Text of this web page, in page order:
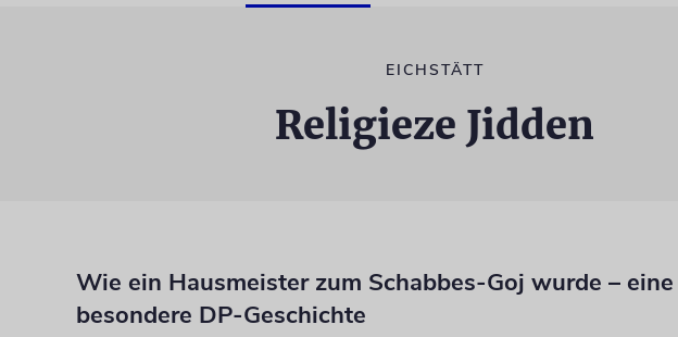
EICHSTÄTT
Religieze Jidden
Wie ein Hausmeister zum Schabbes-Goj wurde – eine
besondere DP-Geschichte